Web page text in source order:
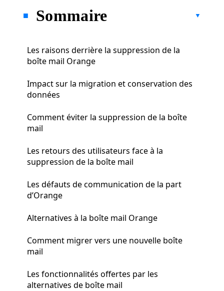
Sommaire
Les raisons derrière la suppression de la
boîte mail Orange
Impact sur la migration et conservation des
données
Comment éviter la suppression de la boîte
mail
Les retours des utilisateurs face à la
suppression de la boîte mail
Les défauts de communication de la part
d’Orange
Alternatives à la boîte mail Orange
Comment migrer vers une nouvelle boîte
mail
Les fonctionnalités offertes par les
alternatives de boîte mail